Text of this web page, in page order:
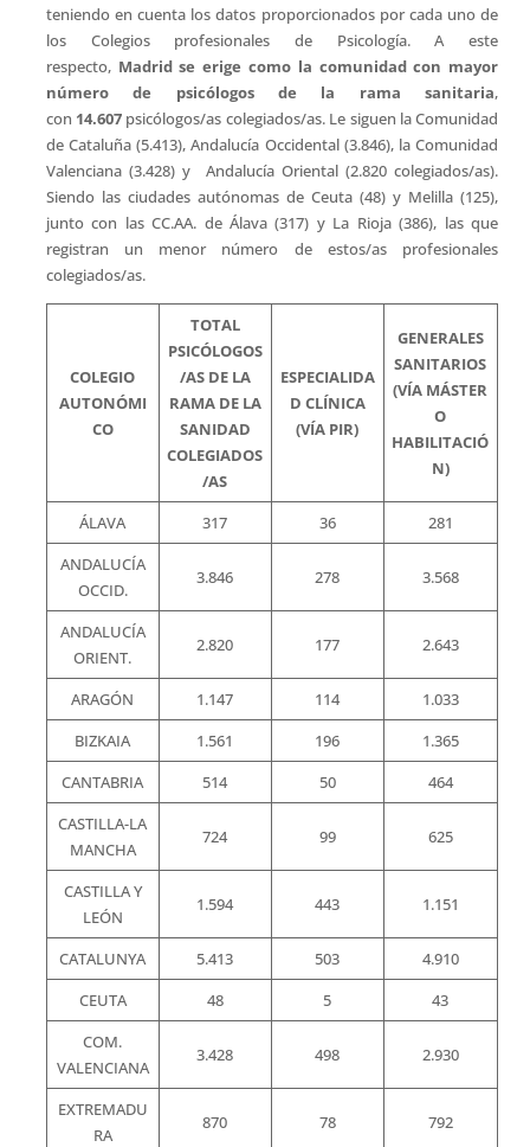
teniendo en cuenta los datos proporcionados por cada uno de
los Colegios profesionales de Psicología. A este
respecto, Madrid se erige como la comunidad con mayor
número de psicólogos de la rama sanitaria,
con 14.607 psicólogos/as colegiados/as. Le siguen la Comunidad
de Cataluña (5.413), Andalucía Occidental (3.846), la Comunidad
Valenciana (3.428) y Andalucía Oriental (2.820 colegiados/as).
Siendo las ciudades autónomas de Ceuta (48) y Melilla (125),
junto con las CC.AA. de Álava (317) y La Rioja (386), las que
registran un menor número de estos/as profesionales
colegiados/as.
COLEGIO
AUTONÓMI
CO
TOTAL
PSICÓLOGOS
/AS DE LA
RAMA DE LA
SANIDAD
COLEGIADOS
/AS
ESPECIALIDA
D CLÍNICA
(VÍA PIR)
GENERALES
SANITARIOS
(VÍA MÁSTER
O
HABILITACIÓ
N)
ÁLAVA 317 36
281
ANDALUCÍA
OCCID.
3.846 278 3.568
ANDALUCÍA
ORIENT.
2.820 177 2.643
ARAGÓN 1.147 114
1.033
BIZKAIA
1.561 196
1.365
CANTABRIA
514 50
464
CASTILLA-LA
MANCHA
724 99 625
CASTILLA Y
LEÓN
1.594 443 1.151
CATALUNYA 5.413 503
4.910
CEUTA
48 5
43
COM.
VALENCIANA
3.428 498 2.930
EXTREMADU
RA
870 78 792